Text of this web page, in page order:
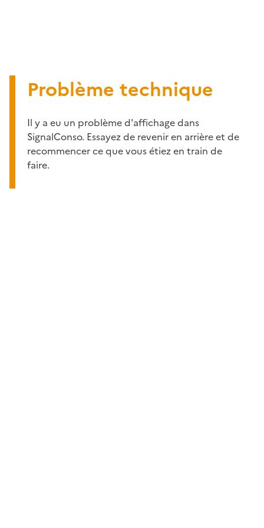
Problème technique
Il y a eu un problème d'affichage dans
SignalConso. Essayez de revenir en arrière et de
recommencer ce que vous étiez en train de
faire.